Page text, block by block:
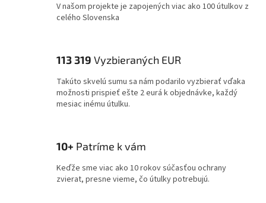
V našom projekte je zapojených viac ako 100 útulkov z
celého Slovenska
113 319 Vyzbieraných EUR
Takúto skvelú sumu sa nám podarilo vyzbierať vďaka
možnosti prispieť ešte 2 eurá k objednávke, každý
mesiac inému útulku.
10+ Patríme k vám
Keďže sme viac ako 10 rokov súčasťou ochrany
zvierat, presne vieme, čo útulky potrebujú.